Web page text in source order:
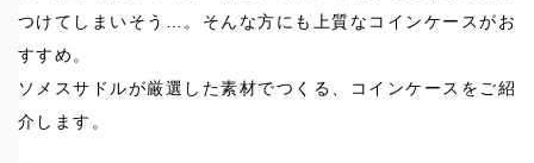
つけてしまいそう…。そんな方にも上質なコインケースがお
すすめ。
ソメスサドルが厳選した素材でつくる、コインケースをご紹
介します。